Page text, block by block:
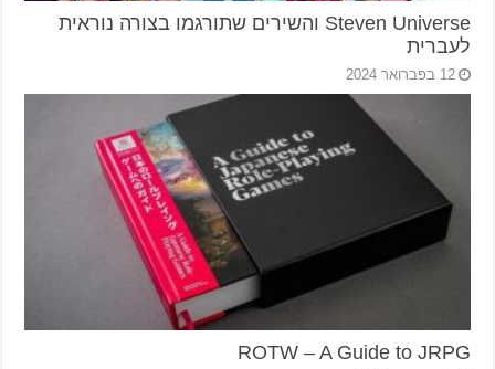
Steven Universe והשירים שתורגמו בצורה נוראית
לעברית
12 בפברואר 2024
ROTW – A Guide to JRPG